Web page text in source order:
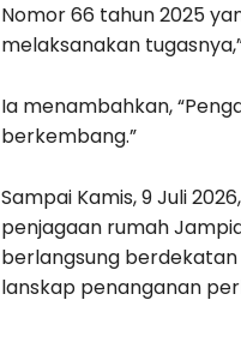
Nomor 66 tahun 2025
melaksanakan
Ia menambahkan,
berkembang.”
Sampai Kamis, 9 Juli
penjagaan rumah
berlangsung
lanskap penanganan